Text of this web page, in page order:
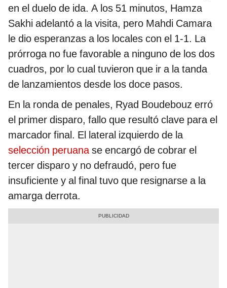
en el duelo de ida. A los 51 minutos, Hamza
Sakhi adelantó a la visita, pero Mahdi Camara
le dio esperanzas a los locales con el 1-1. La
prórroga no fue favorable a ninguno de los dos
cuadros, por lo cual tuvieron que ir a la tanda
de lanzamientos desde los doce pasos.
En la ronda de penales, Ryad Boudebouz erró
el primer disparo, fallo que resultó clave para el
marcador final. El lateral izquierdo de la
selección peruanase encargó de cobrar el
tercer disparo y no defraudó, pero fue
insuficiente y al final tuvo que resignarse a la
amarga derrota.